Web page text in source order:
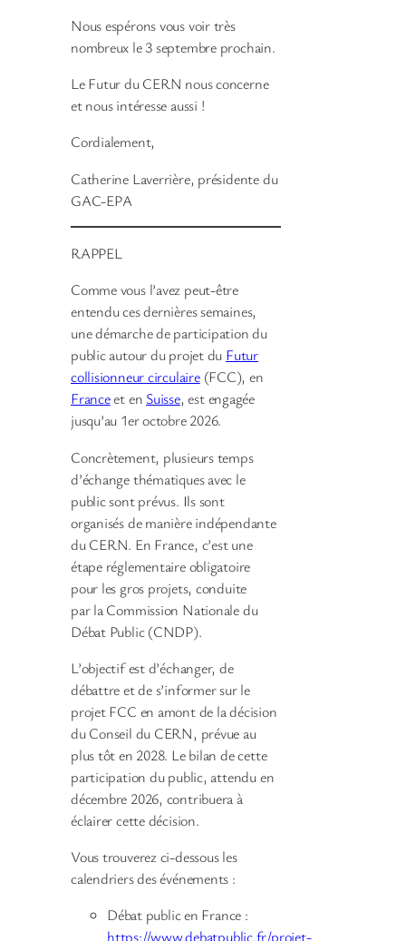
Nous espérons vous voir très
nombreux le 3 septembre prochain.
Le Futur du CERN nous concerne
et nous intéresse aussi !
Cordialement,
Catherine Laverrière, présidente du
GAC-EPA
RAPPEL
Comme vous l’avez peut-être
entendu ces dernières semaines,
une démarche de participation du
public autour du projet du Futur
collisionneur circulaire(FCC), en
Franceet en Suisse, est engagée
jusqu’au 1er octobre 2026.
Concrètement, plusieurs temps
d’échange thématiques avec le
public sont prévus. Ils sont
organisés de manière indépendante
du CERN. En France, c’est une
étape réglementaire obligatoire
pour les gros projets, conduite
par la Commission Nationale du
Débat Public (CNDP).
L’objectif est d’échanger, de
débattre et de s’informer sur le
projet FCC en amont de la décision
du Conseil du CERN, prévue au
plus tôt en 2028. Le bilan de cette
participation du public, attendu en
décembre 2026, contribuera à
éclairer cette décision.
Vous trouverez ci-dessous les
calendriers des événements :
Débat public en France :
https://www.debatpublic.fr/projet-